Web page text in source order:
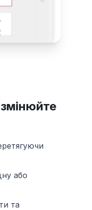
або
та